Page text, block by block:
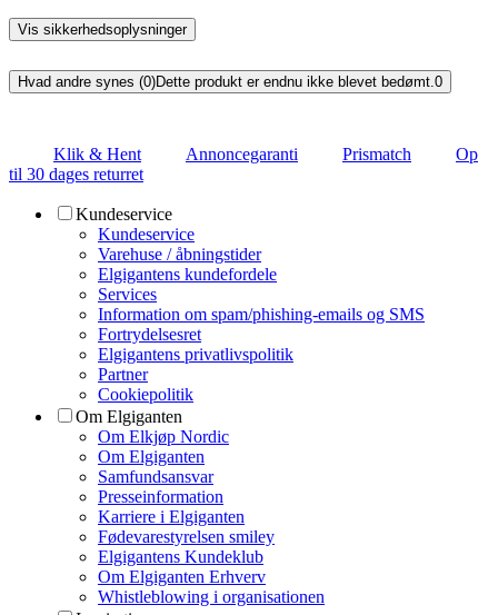
Vis sikkerhedsoplysninger
Hvad andre synes (0)Dette produkt er endnu ikke blevet bedømt. 0
Klik & Hent Annoncegaranti Prismatch
Op
til 30 dages returret
Kundeservice
Kundeservice
Varehuse / åbningstider
Elgigantens kundefordele
Services
Information om spam/phishing-emails og SMS
Fortrydelsesret
Elgigantens privatlivspolitik
Partner
Cookiepolitik
Om Elgiganten
Om Elkjøp Nordic
Om Elgiganten
Samfundsansvar
Presseinformation
Karriere i Elgiganten
Fødevarestyrelsen smiley
Elgigantens Kundeklub
Om Elgiganten Erhverv
Whistleblowing i organisationen